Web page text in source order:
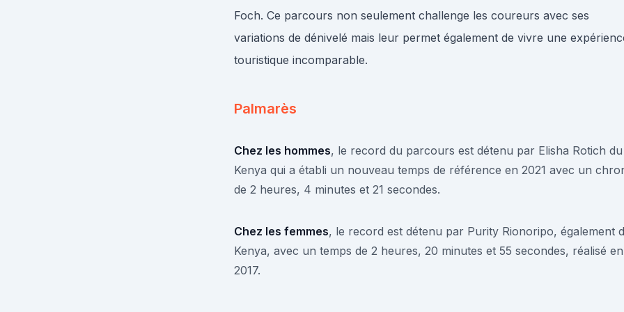
Foch. Ce parcours non seulement challenge les coureurs avec ses
variations de dénivelé mais leur permet également de vivre une
touristique incomparable.
Palmarès
Chez les hommes, le record du parcours est détenu par Elisha Rotich du
Kenya qui a établi un nouveau temps de référence en 2021 avec un
de 2 heures, 4 minutes et 21 secondes.
Chez les femmes, le record est détenu par Purity Rionoripo, également
Kenya, avec un temps de 2 heures, 20 minutes et 55 secondes, réalisé en
2017.